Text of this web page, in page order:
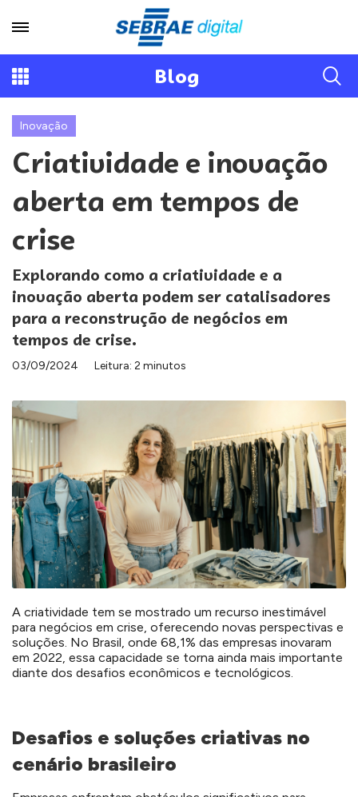
Blog
Inovação
Criatividade e inovação
aberta em tempos de
crise
Explorando como a criatividade e a
inovação aberta podem ser catalisadores
para a reconstrução de negócios em
tempos de crise.
03/09/2024 Leitura: 2 minutos
A criatividade tem se mostrado um recurso inestimável
para negócios em crise, oferecendo novas perspectivas e
soluções. No Brasil, onde 68,1% das empresas inovaram
em 2022, essa capacidade se torna ainda mais importante
diante dos desafios econômicos e tecnológicos.
Desafios e soluções criativas no
cenário brasileiro